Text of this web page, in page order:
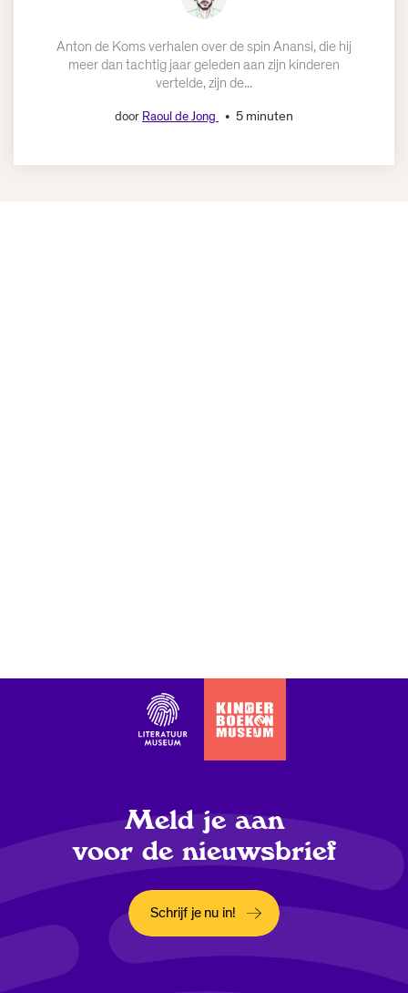
Anton de Koms verhalen over de spin Anansi, die hij
meer dan tachtig jaar geleden aan zijn kinderen
vertelde, zijn de...
door Raoul de Jong 5 minuten
Meld je aan
voor de nieuwsbrief
Opent in een nieuw tabblad
Schrijf je nu in!